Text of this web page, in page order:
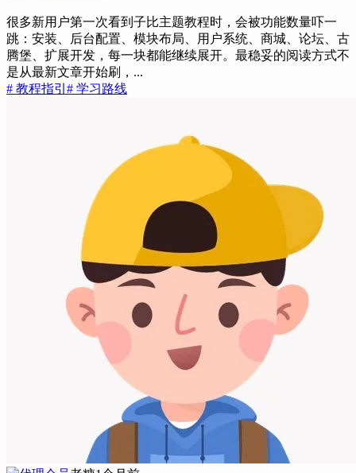
很多新用户第一次看到子比主题教程时，会被功能数量吓一
跳：安装、后台配置、模块布局、用户系统、商城、论坛、古
腾堡、扩展开发，每一块都能继续展开。最稳妥的阅读方式不
是从最新文章开始刷，...
# 教程指引 # 学习路线